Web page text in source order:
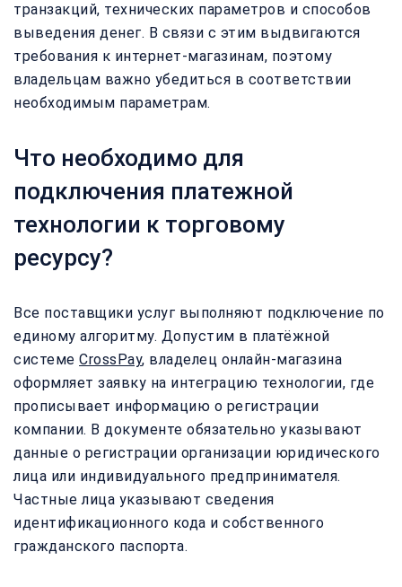
транзакций, технических параметров и способов
выведения денег. В связи с этим выдвигаются
требования к интернет-магазинам, поэтому
владельцам важно убедиться в соответствии
необходимым параметрам.
Что необходимо для
подключения платежной
технологии к торговому
ресурсу?
Все поставщики услуг выполняют подключение по
единому алгоритму. Допустим в платёжной
системе CrossPay, владелец онлайн-магазина
оформляет заявку на интеграцию технологии, где
прописывает информацию о регистрации
компании. В документе обязательно указывают
данные о регистрации организации юридического
лица или индивидуального предпринимателя.
Частные лица указывают сведения
идентификационного кода и собственного
гражданского паспорта.